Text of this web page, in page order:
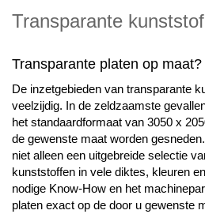
Transparante
Transparante platen op
De inzetgebieden van transparante
veelzijdig. In de zeldzaamste
het standaardformaat van 3050 x
de gewenste maat worden
niet alleen een uitgebreide selectie
kunststoffen in vele diktes, kleuren
nodige Know-How en het
platen exact op de door u gewenste